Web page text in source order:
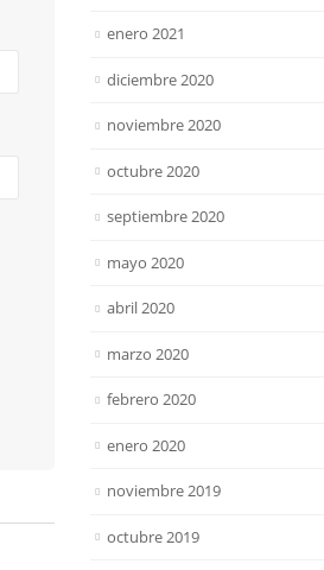
enero 2021
diciembre 2020
noviembre 2020
octubre 2020
septiembre 2020
mayo 2020
abril 2020
marzo 2020
febrero 2020
enero 2020
noviembre 2019
octubre 2019